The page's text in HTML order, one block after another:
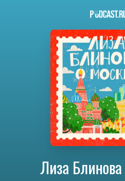
Лиза